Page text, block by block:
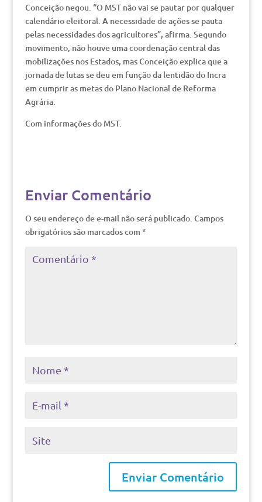
Conceição negou. “O MST não vai se pautar por qualquer
calendário eleitoral. A necessidade de ações se pauta
pelas necessidades dos agricultores”, afirma. Segundo
movimento, não houve uma coordenação central das
mobilizações nos Estados, mas Conceição explica que a
jornada de lutas se deu em função da lentidão do Incra
em cumprir as metas do Plano Nacional de Reforma
Agrária.
Com informações do MST.
Enviar Comentário
O seu endereço de e-mail não será publicado. Campos
obrigatórios são marcados com *